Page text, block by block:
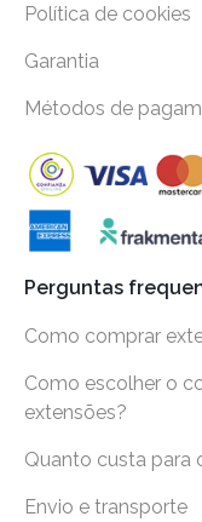
Política de cookies
Garantia
Métodos de
Perguntas
Como comprar
Como escolher o
extensões?
Quanto custa para
Envio e transporte